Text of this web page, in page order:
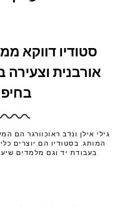
סטודיו דווקא
אורבנית
גילי אילן ונדב ראוכוורגר הם
המותג. בסטודיו הם יוצרים
בעבודת יד וגם מלמדים